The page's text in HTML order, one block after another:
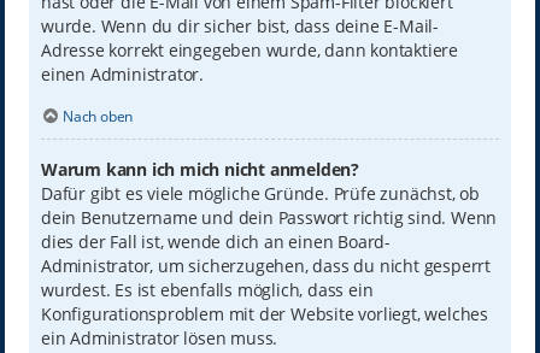
wurde. Wenn du dir sicher bist, dass deine E-Mail-
Adresse korrekt eingegeben wurde, dann kontaktiere
einen Administrator.
Nach oben
Warum kann ich mich nicht anmelden?
Dafür gibt es viele mögliche Gründe. Prüfe zunächst, ob
dein Benutzername und dein Passwort richtig sind. Wenn
dies der Fall ist, wende dich an einen Board-
Administrator, um sicherzugehen, dass du nicht gesperrt
wurdest. Es ist ebenfalls möglich, dass ein
Konfigurationsproblem mit der Website vorliegt, welches
ein Administrator lösen muss.